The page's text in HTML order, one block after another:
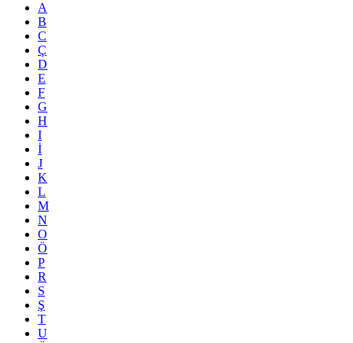
A
B
C
Ç
D
E
F
G
H
I
İ
J
K
L
M
N
O
Ö
P
R
S
Ş
T
U